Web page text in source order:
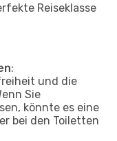
Reiseklasse
:
und die
Sie
könnte es eine
bei den Toiletten